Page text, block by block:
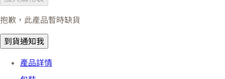
抱歉，此產品暫時缺貨
到貨通知我
產品詳情